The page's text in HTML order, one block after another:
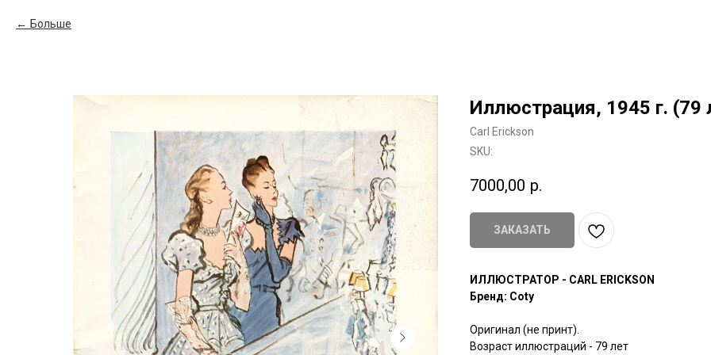
Больше
Иллюстрация, 1945 г. (79
Carl Erickson
SKU:
7000,00 р.
ЗАКАЗАТЬ
ИЛЛЮСТРАТОР - CARL ERICKSON
Бренд: Coty
Оригинал (не принт).
Возраст иллюстраций - 79 лет